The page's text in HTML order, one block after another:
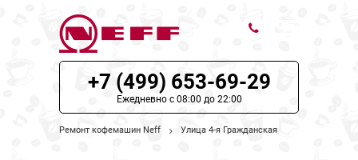
ЦЕНЫ НА РЕМОНТ
+7 (499) 653-69-29
Ежедневно с 08:00 до 22:00
Ремонт кофемашин Neff Улица 4-я Гражданская